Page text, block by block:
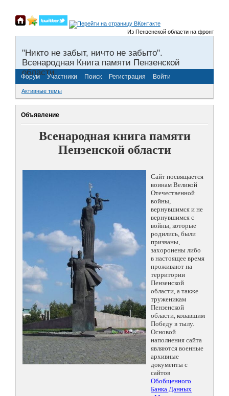
Из Пензенской области на фронты
"Никто не забыт, ничто не забыто".
Всенародная Книга памяти Пензенской
области.
Форум Участники Поиск Регистрация Войти
Активные темы
Объявление
Всенародная книга памяти
Пензенской области
Сайт посвящается
воинам Великой
Отечественной
войны,
вернувшимся и не
вернувшимся с
войны, которые
родились, были
призваны,
захоронены либо
в настоящее время
проживают на
территории
Пензенской
области, а также
труженикам
Пензенской
области, ковавшим
Победу в тылу.
Основой
наполнения сайта
являются военные
архивные
документы с
сайтов
Обобщенного
Банка Данных